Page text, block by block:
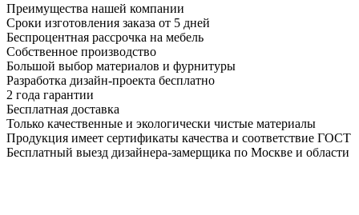
Преимущества нашей компании
Сроки изготовления заказа от 5 дней
Беспроцентная рассрочка на мебель
Собственное производство
Большой выбор материалов и фурнитуры
Разработка дизайн-проекта бесплатно
2 года гарантии
Бесплатная доставка
Только качественные и экологически чистые материалы
Продукция имеет сертификаты качества и соответствие ГОСТ
Бесплатный выезд дизайнера-замерщика по Москве и области